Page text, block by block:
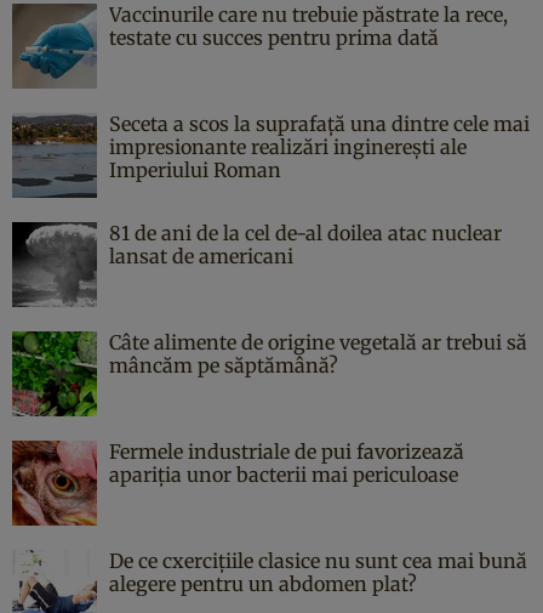
Vaccinurile care nu trebuie păstrate la rece,
testate cu succes pentru prima dată
Seceta a scos la suprafață una dintre cele mai
impresionante realizări inginerești ale
Imperiului Roman
81 de ani de la cel de-al doilea atac nuclear
lansat de americani
Câte alimente de origine vegetală ar trebui să
mâncăm pe săptămână?
Fermele industriale de pui favorizează
apariția unor bacterii mai periculoase
De ce cxercițiile clasice nu sunt cea mai bună
alegere pentru un abdomen plat?